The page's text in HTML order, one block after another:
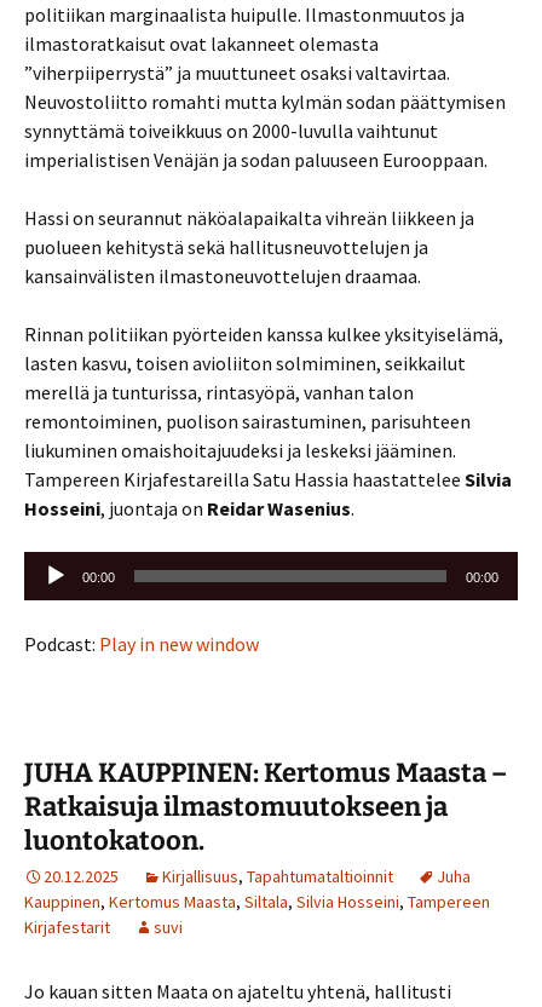
politiikan marginaalista huipulle. Ilmastonmuutos ja
ilmastoratkaisut ovat lakanneet olemasta
”viherpiiperrystä” ja muuttuneet osaksi valtavirtaa.
Neuvostoliitto romahti mutta kylmän sodan päättymisen
synnyttämä toiveikkuus on 2000-luvulla vaihtunut
imperialistisen Venäjän ja sodan paluuseen Eurooppaan.
Hassi on seurannut näköalapaikalta vihreän liikkeen ja
puolueen kehitystä sekä hallitusneuvottelujen ja
kansainvälisten ilmastoneuvottelujen draamaa.
Rinnan politiikan pyörteiden kanssa kulkee yksityiselämä,
lasten kasvu, toisen avioliiton solmiminen, seikkailut
merellä ja tunturissa, rintasyöpä, vanhan talon
remontoiminen, puolison sairastuminen, parisuhteen
liukuminen omaishoitajuudeksi ja leskeksi jääminen.
Tampereen Kirjafestareilla Satu Hassia haastattelee Silvia
Hosseini, juontaja on Reidar Wasenius.
Äänitoistin
00:00 00:00
Podcast: Play in new window
JUHA KAUPPINEN: Kertomus Maasta –
Ratkaisuja ilmastomuutokseen ja
luontokatoon.
20.12.2025 Kirjallisuus, Tapahtumataltioinnit
Juha
Kauppinen, Kertomus Maasta, Siltala, Silvia Hosseini, Tampereen
Kirjafestarit
suvi
Jo kauan sitten Maata on ajateltu yhtenä, hallitusti